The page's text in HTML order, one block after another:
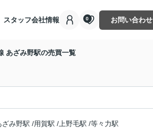
スタッフ会社情報 0 お問い合わせ
あざみ野駅の売買一覧
ざみ野駅 /用賀駅 / 上野毛駅 /等々力駅